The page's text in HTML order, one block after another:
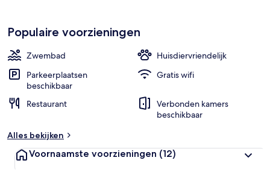
Populaire voorzieningen
Zwembad
Huisdiervriendelijk
Parkeerplaatsen
beschikbaar
Gratis wifi
Restaurant
Verbonden kamers
beschikbaar
Alles bekijken
Voornaamste voorzieningen (12)